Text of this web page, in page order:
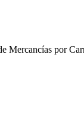
Mercancías por